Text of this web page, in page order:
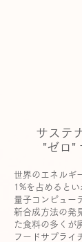
サステ
"ゼロ"
世界のエネルギ
1%を占めると
量子コンピュー
新合成方法の発
た食料の多くが
フードサプライ